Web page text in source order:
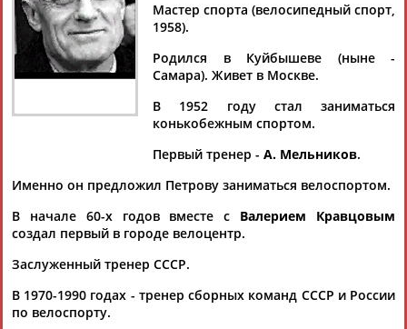
Владимир
ПЕТРОВ
Владимир
ПЕТРОВ
Ваш запрос: "Владимир Петров"
Документы 1-2 из 2 найденных уникальных документов
По тонкому льду с непредсказуемыми последствиями
...многократно звучали имена Галины Зыбиной, Ивана
Калиты,Владимира Петрова, других известных в мире
нашего спорта... ...игр, воспитанники заслуженного тренера
страныВладимира Петровича
(Проект:Информационное агентство СТАДИОН)
26.08.2020
Мастер спорта (велосипедный спорт,
1958).
Родился в Куйбышеве (ныне -
Самара). Живет в Москве.
В 1952 году стал заниматься
конькобежным спортом.
Первый тренер - А. Мельников.
Именно он предложил Петрову заниматься велоспортом.
В начале 60-х годов вместе с Валерием Кравцовым
создал первый в городе велоцентр.
Заслуженный тренер СССР.
В 1970-1990 годах - тренер сборных команд СССР и России
по велоспорту.